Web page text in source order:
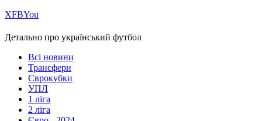
ХFBYou
Детально про український футбол
Всі новини
Трансфери
Єврокубки
УПЛ
1 ліга
2 ліга